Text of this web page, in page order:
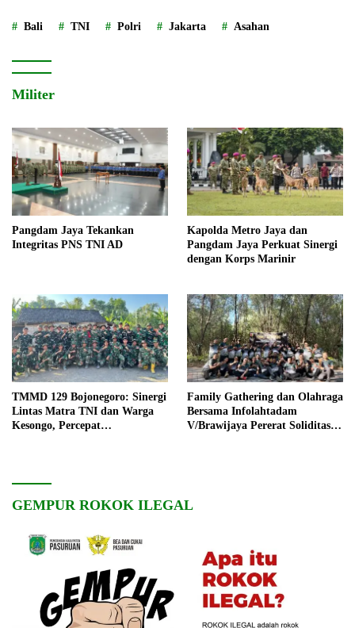
Bali TNI Polri Jakarta Asahan
Militer
Pangdam Jaya Tekankan
Integritas PNS TNI AD
Kapolda Metro Jaya dan
Pangdam Jaya Perkuat Sinergi
dengan Korps Marinir
TMMD 129 Bojonegoro: Sinergi
Lintas Matra TNI dan Warga
Kesongo, Percepat
Family Gathering dan Olahraga
Bersama Infolahtadam
V/Brawijaya Pererat Soliditas
GEMPUR ROKOK ILEGAL